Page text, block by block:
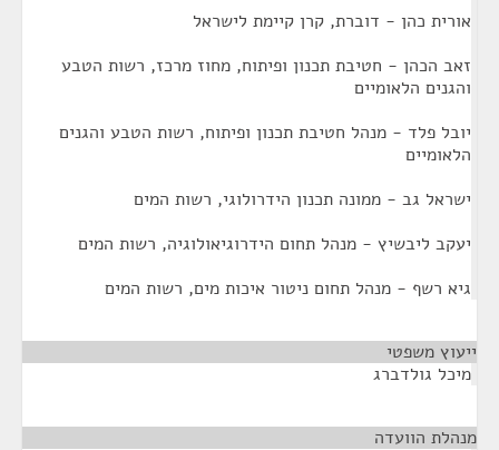
אורית כהן - דוברת, קרן קיימת לישראל
זאב הכהן - חטיבת תכנון ופיתוח, מחוז מרכז, רשות הטבע
והגנים הלאומיים
יובל פלד - מנהל חטיבת תכנון ופיתוח, רשות הטבע והגנים
הלאומיים
ישראל גב - ממונה תכנון הידרולוגי, רשות המים
יעקב ליבשיץ - מנהל תחום הידרוגיאולוגיה, רשות המים
גיא רשף - מנהל תחום ניטור איכות מים, רשות המים
ייעוץ משפטי
מיכל גולדברג
מנהלת הוועדה